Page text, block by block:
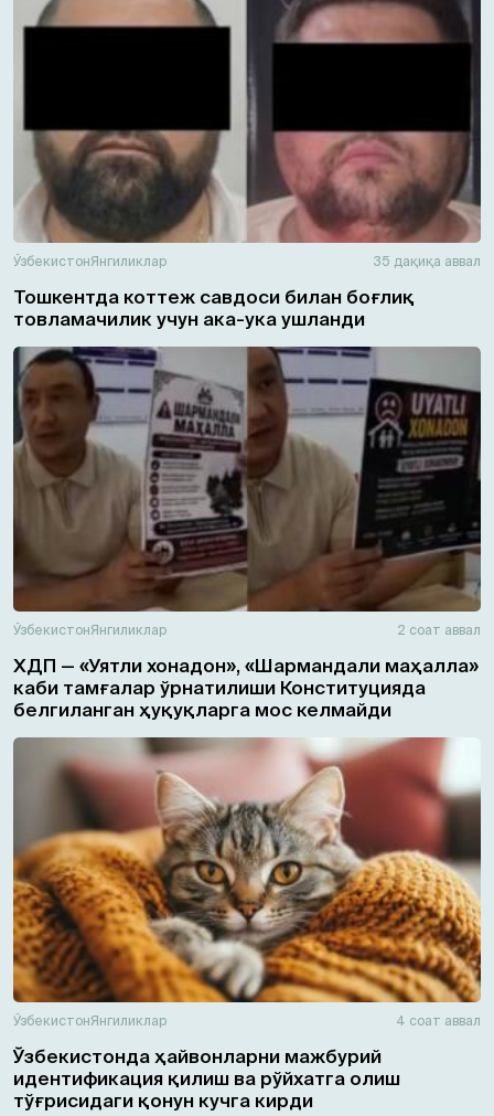
ЎзбекистонЯнгиликлар 35 дақиқа аввал
Тошкентда коттеж савдоси билан боғлиқ
товламачилик учун ака-ука ушланди
ЎзбекистонЯнгиликлар 2 соат аввал
ХДП — «Уятли хонадон», «Шармандали маҳалла»
каби тамғалар ўрнатилиши Конституцияда
белгиланган ҳуқуқларга мос келмайди
ЎзбекистонЯнгиликлар 4 соат аввал
Ўзбекистонда ҳайвонларни мажбурий
идентификация қилиш ва рўйхатга олиш
тўғрисидаги қонун кучга кирди